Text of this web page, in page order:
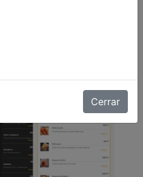
Cerrar